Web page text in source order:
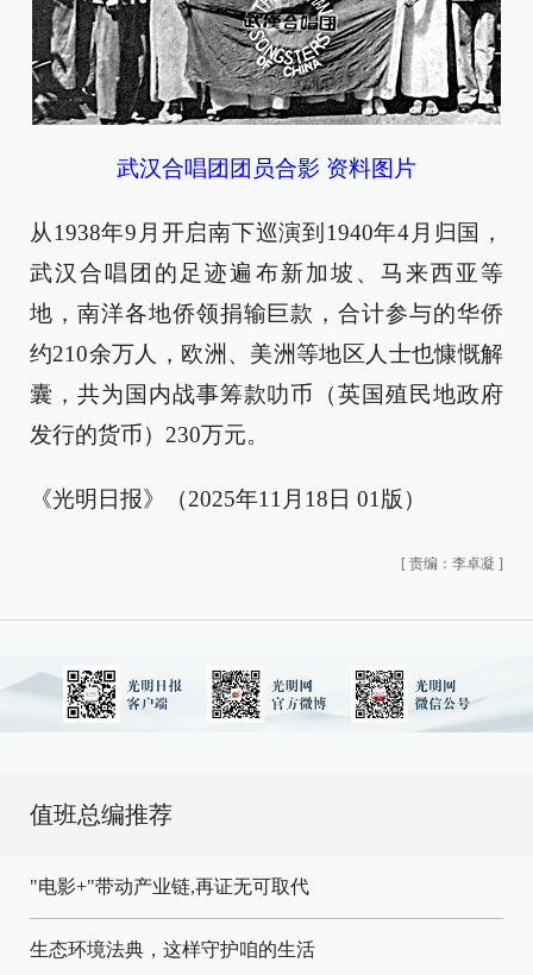
武汉合唱团团员合影 资料图片
从1938年9月开启南下巡演到1940年4月归国，
武汉合唱团的足迹遍布新加坡、马来西亚等
地，南洋各地侨领捐输巨款，合计参与的华侨
约210余万人，欧洲、美洲等地区人士也慷慨解
囊，共为国内战事筹款叻币（英国殖民地政府
发行的货币）230万元。
《光明日报》（2025年11月18日 01版）
[ 责编：李卓凝 ]
值班总编推荐
"电影+"带动产业链,再证无可取代
生态环境法典，这样守护咱的生活